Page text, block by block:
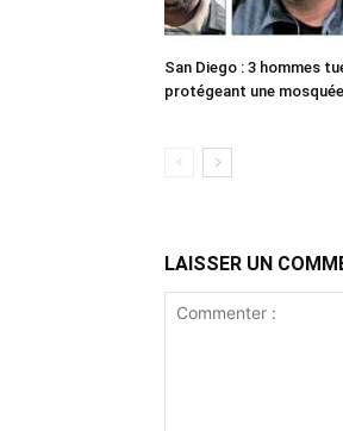
San Diego : 3 hommes
protégeant une mosquée
LAISSER UN